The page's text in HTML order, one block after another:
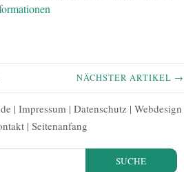
NÄCHSTER ARTIKEL →
| Impressum | Datenschutz | Webdesign
| Seitenanfang
SUCHE